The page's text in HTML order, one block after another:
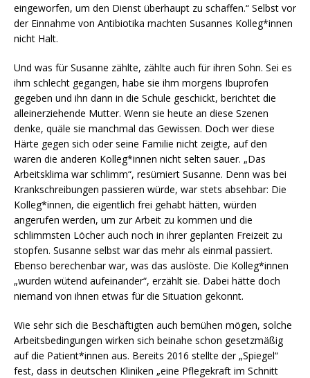
eingeworfen, um den Dienst überhaupt zu schaffen.“ Selbst vor
der Einnahme von Antibiotika machten Susannes Kolleg*innen
nicht Halt.
Und was für Susanne zählte, zählte auch für ihren Sohn. Sei es
ihm schlecht gegangen, habe sie ihm morgens Ibuprofen
gegeben und ihn dann in die Schule geschickt, berichtet die
alleinerziehende Mutter. Wenn sie heute an diese Szenen
denke, quäle sie manchmal das Gewissen. Doch wer diese
Härte gegen sich oder seine Familie nicht zeigte, auf den
waren die anderen Kolleg*innen nicht selten sauer. „Das
Arbeitsklima war schlimm“, resümiert Susanne. Denn was bei
Krankschreibungen passieren würde, war stets absehbar: Die
Kolleg*innen, die eigentlich frei gehabt hätten, würden
angerufen werden, um zur Arbeit zu kommen und die
schlimmsten Löcher auch noch in ihrer geplanten Freizeit zu
stopfen. Susanne selbst war das mehr als einmal passiert.
Ebenso berechenbar war, was das auslöste. Die Kolleg*innen
„wurden wütend aufeinander“, erzählt sie. Dabei hätte doch
niemand von ihnen etwas für die Situation gekonnt.
Wie sehr sich die Beschäftigten auch bemühen mögen, solche
Arbeitsbedingungen wirken sich beinahe schon gesetzmäßig
auf die Patient*innen aus. Bereits 2016 stellte der „Spiegel“
fest, dass in deutschen Kliniken „eine Pflegekraft im Schnitt